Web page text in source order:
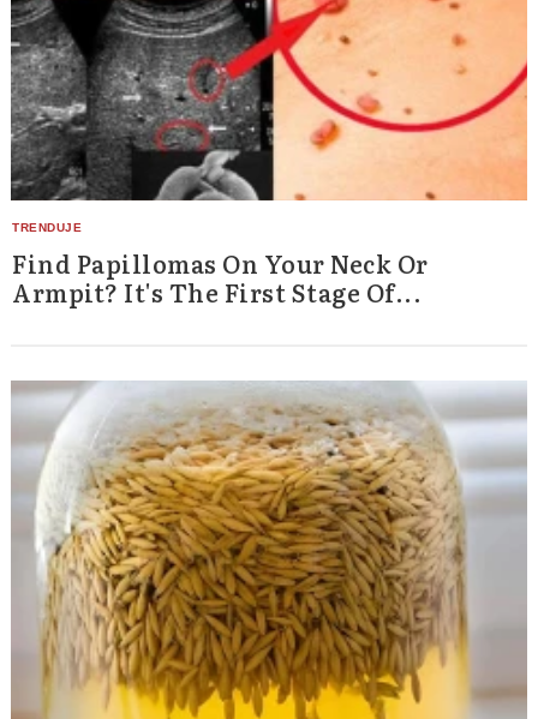
Find Papillomas On Your Neck Or
Armpit? It's The First Stage Of...